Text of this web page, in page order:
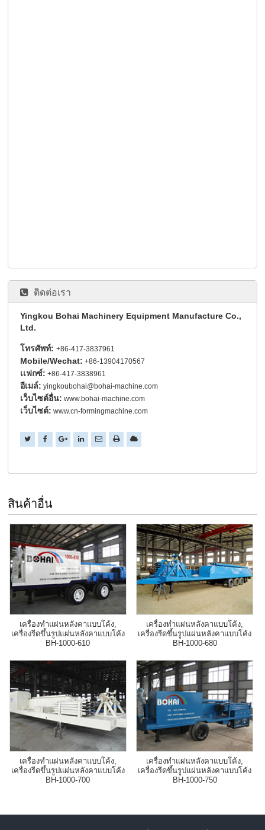
ติดต่อเรา
Yingkou Bohai Machinery Equipment Manufacture Co.,
Ltd.
โทรศัพท์:+86-417-3837961
Mobile/Wechat: +86-13904170567
เเฟกซ์: +86-417-3838961
อีเมล์: yingkoubohai@bohai-machine.com
เว็บไซต์อื่น: www.bohai-machine.com
เว็บไซต์: www.cn-formingmachine.com
สินค้าอื่น
เครื่องทำแผ่นหลังคาแบบโค้ง,
เครื่องรีดขึ้นรูปแผ่นหลังคาแบบโค้ง
BH-1000-610
เครื่องทำแผ่นหลังคาแบบโค้ง,
เครื่องรีดขึ้นรูปแผ่นหลังคาแบบโค้ง
BH-1000-680
เครื่องทำแผ่นหลังคาแบบโค้ง,
เครื่องรีดขึ้นรูปแผ่นหลังคาแบบโค้ง
BH-1000-700
เครื่องทำแผ่นหลังคาแบบโค้ง,
เครื่องรีดขึ้นรูปแผ่นหลังคาแบบโค้ง
BH-1000-750